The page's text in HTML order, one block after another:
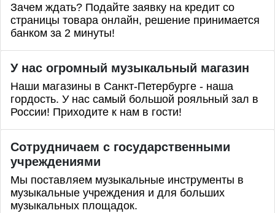
Зачем ждать? Подайте заявку на кредит со
страницы товара онлайн, решение принимается
банком за 2 минуты!
У нас огромный музыкальный магазин
Наши магазины в Санкт-Петербурге - наша
гордость. У нас самый большой рояльный зал в
России! Приходите к нам в гости!
Сотрудничаем с государственными
учреждениями
Мы поставляем музыкальные инструменты в
музыкальные учреждения и для больших
музыкальных площадок.